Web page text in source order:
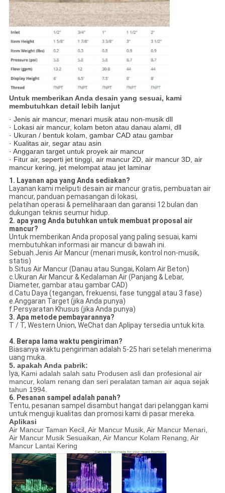
Untuk memberikan Anda desain yang sesuai, kami
membutuhkan detail lebih lanjut
· Jenis air mancur, menari musik atau non-musik dll
· Lokasi air mancur, kolam beton atau danau alami, dll
· Ukuran / bentuk kolam, gambar CAD atau gambar
· Kualitas air, segar atau asin
· Anggaran target untuk proyek air mancur
· Fitur air, seperti jet tinggi, air mancur 2D, air mancur 3D, air
mancur kering, jet melompat atau jet laminar
1. Layanan apa yang Anda sediakan?
Layanan kami meliputi desain air mancur gratis, pembuatan air
mancur, panduan pemasangan di lokasi,
pelatihan operasi & pemeliharaan dan garansi 12 bulan dan
dukungan teknis seumur hidup.
2. apa yang Anda butuhkan untuk membuat proposal air
mancur?
Untuk memberikan Anda proposal yang paling sesuai, kami
membutuhkan informasi air mancur di bawah ini.
Sebuah.Jenis Air Mancur (menari musik, kontrol non-musik,
statis)
b.Situs Air Mancur (Danau atau Sungai, Kolam Air Beton)
c.Ukuran Air Mancur & Kedalaman Air (Panjang & Lebar,
Diameter, gambar atau gambar CAD)
d.Catu Daya (tegangan, frekuensi, fase tunggal atau 3 fase)
e.Anggaran Target (jika Anda punya)
f.Persyaratan Khusus (jika Anda punya)
3. Apa metode pembayarannya?
T / T, Western Union, WeChat dan Aplipay tersedia untuk kita.
4. Berapa lama waktu pengiriman?
Biasanya waktu pengiriman adalah 5-25 hari setelah menerima
uang muka.
5. apakah Anda pabrik:
Iya, Kami adalah salah satu Produsen asli dan profesional air
mancur, kolam renang dan seri peralatan taman air aqua sejak
tahun 1994.
6. Pesanan sampel adalah panah?
Tentu, pesanan sampel disambut hangat dari pelanggan kami
untuk menguji kualitas dan promosi kami di pasar mereka.
Aplikasi
Air Mancur Taman Kecil, Air Mancur Musik, Air Mancur Menari,
Air Mancur Musik Sesuaikan, Air Mancur Kolam Renang, Air
Mancur Lantai Kering